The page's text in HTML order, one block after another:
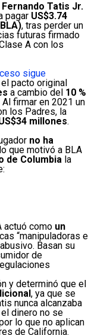
Fernando Tatis Jr.
pagar US$3.74
, tras perder un
futuras firmado
A con los
sigue
el pacto original
a cambio del 10 %
firmar en 2021 un
los Padres, la
millones.
no ha
que motivó a BLA
de Columbia la
actuó como un
“manipuladoras e
Basan su
de
y determinó que el
, ya que se
nunca alcanzaba
dinero no se
lo que no aplican
de California.